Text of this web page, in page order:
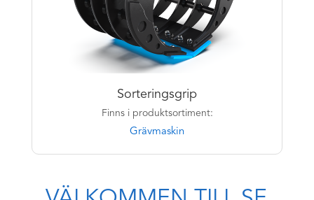
Sorteringsgrip
Finns i produktsortiment:
Grävmaskin